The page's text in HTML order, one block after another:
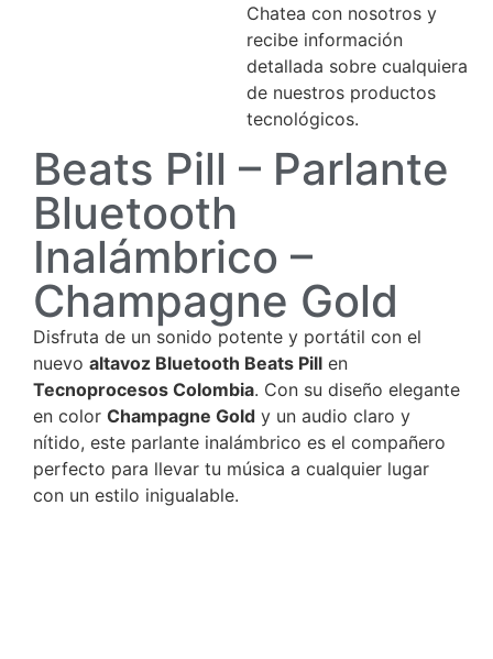
Chatea con nosotros y
recibe información
detallada sobre cualquiera
de nuestros productos
tecnológicos.
Beats Pill – Parlante
Bluetooth
Inalámbrico –
Champagne Gold
Disfruta de un sonido potente y portátil con el
nuevo altavoz Bluetooth Beats Pill en
Tecnoprocesos Colombia. Con su diseño elegante
en color Champagne Gold y un audio claro y
nítido, este parlante inalámbrico es el compañero
perfecto para llevar tu música a cualquier lugar
con un estilo inigualable.